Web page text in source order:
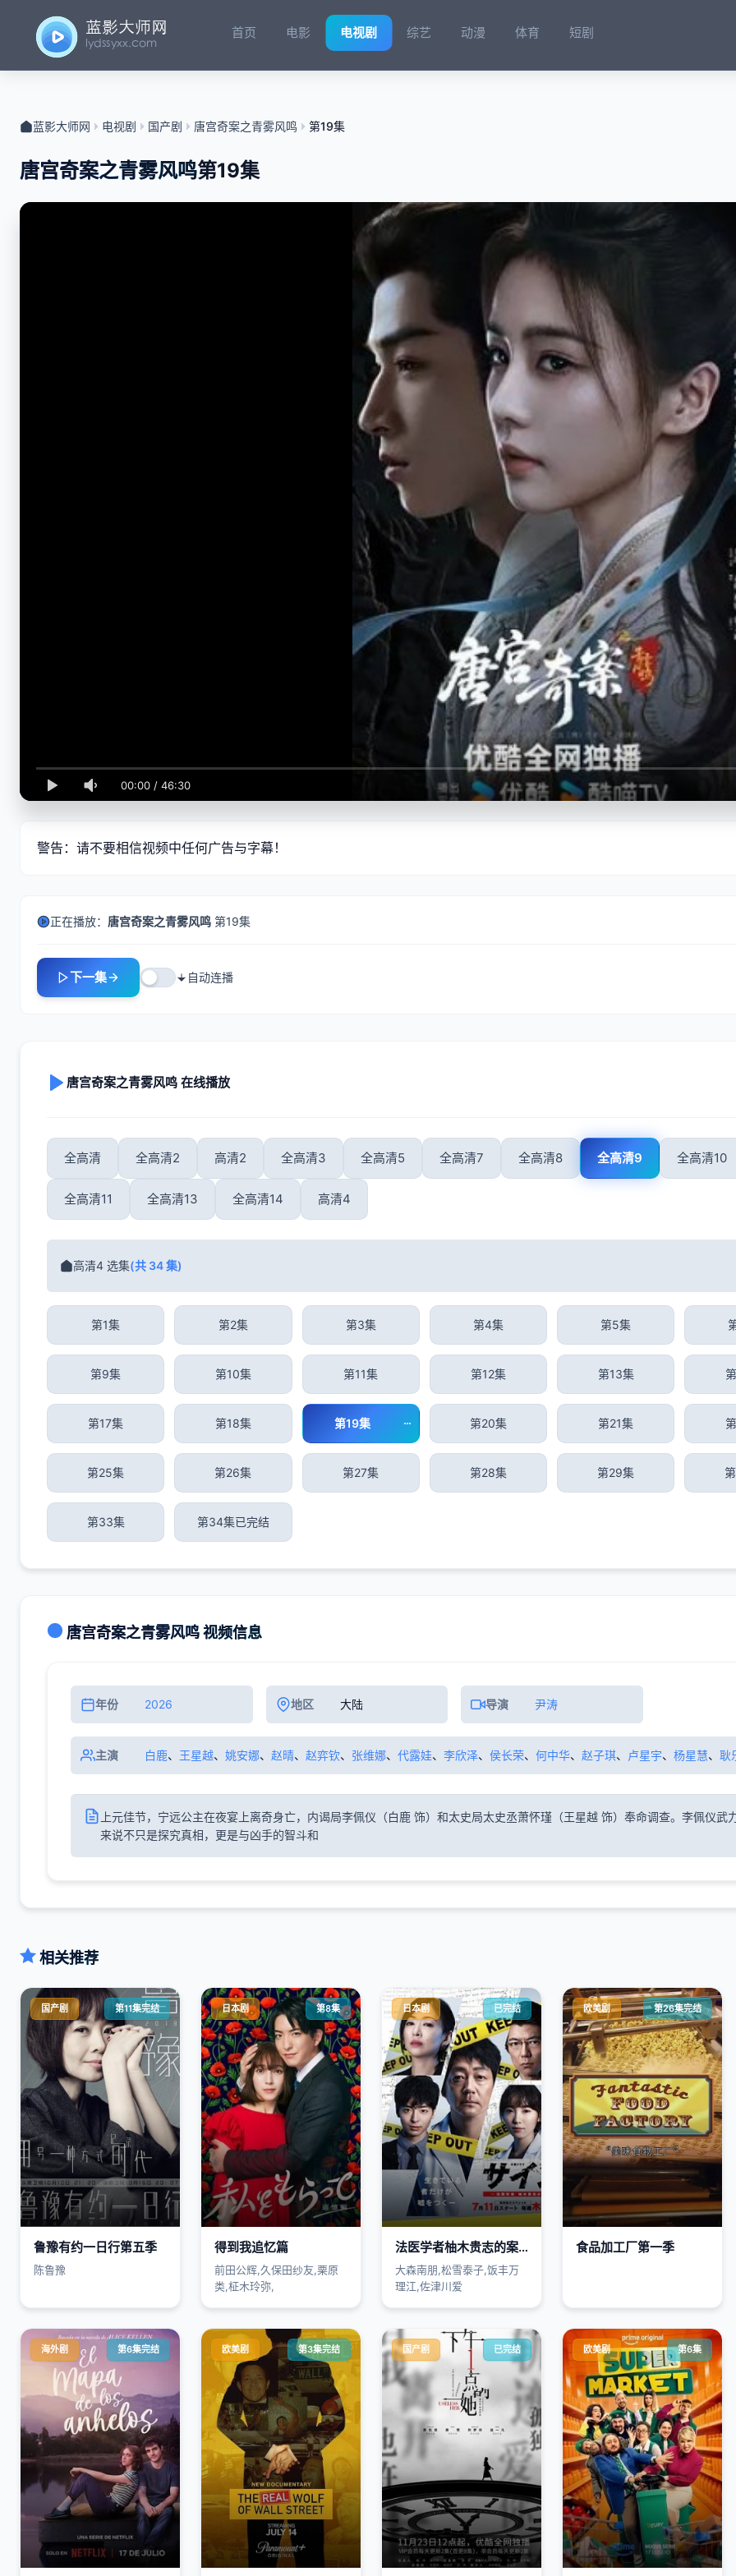
首页 电影 电视剧 综艺 动漫 体育 短剧
蓝影大师网 电视剧 国产剧 唐宫奇案之青雾风鸣 第19集
唐宫奇案之青雾风鸣第19集
00:00 / 46:30
警告：请不要相信视频中任何广告与字幕！
正在播放： 唐宫奇案之青雾风鸣 第19集
下一集 自动连播
唐宫奇案之青雾风鸣 在线播放
全高清 全高清2 高清2 全高清3 全高清5 全高清7 全高清8 全高清9 全高清10
全高清11 全高清13 全高清14 高清4
高清4 选集(共 34 集)
第1集 第2集 第3集 第4集 第5集
第9集 第10集 第11集 第12集 第13集
第17集 第18集 第19集 第20集 第21集
第25集 第26集 第27集 第28集 第29集
第33集 第34集已完结
唐宫奇案之青雾风鸣 视频信息
年份 2026 地区 大陆 导演 尹涛
主演 白鹿、 王星越、 姚安娜、 赵晴、 赵弈钦、 张维娜、 代露娃、 李欣泽、 侯长荣、 何中华、 赵子琪、 卢星宇、 杨星慧、 耿
上元佳节，宁远公主在夜宴上离奇身亡，内谒局李佩仪（白鹿 饰）和太史局太史丞萧怀瑾（王星越 饰）奉命调查。李佩仪
来说不只是探究真相，更是与凶手的智斗和
相关推荐
国产剧 第11集完结
鲁豫有约一日行第五季
陈鲁豫
日本剧 第8集
得到我追忆篇
前田公辉,久保田纱友,栗原
类,柾木玲弥,
日本剧 已完结
法医学者柚木贵志的案件
大森南朋,松雪泰子,饭丰万
理江,佐津川爱
欧美剧 第26集完结
食品加工厂第一季
海外剧 第6集完结 欧美剧 第3集完结 国产剧 已完结 欧美剧 第6集